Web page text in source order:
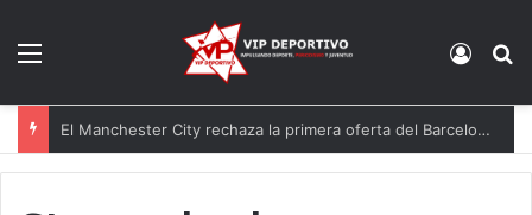
El Manchester City rechaza la primera oferta del Barcelona por Rodri